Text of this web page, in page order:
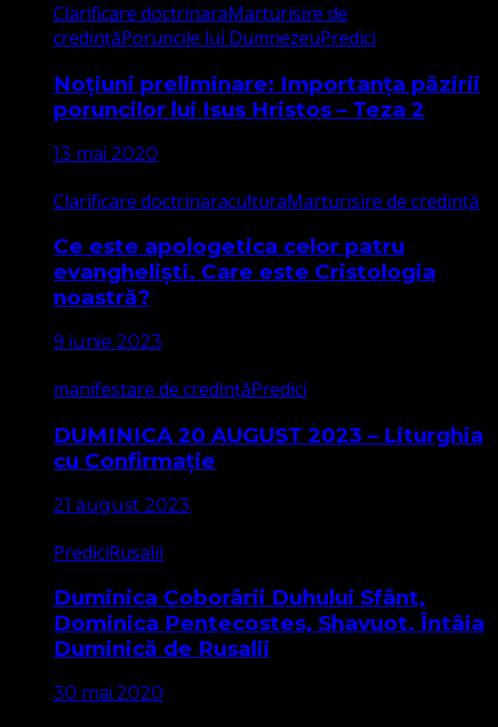
Clarificare doctrinaraMarturisire de
credințăPoruncile lui DumnezeuPredici
Noțiuni preliminare: Importanța păzirii
poruncilor lui Isus Hristos – Teza 2
13 mai 2020
Clarificare doctrinaraculturaMarturisire de credință
Ce este apologetica celor patru
evangheliști. Care este Cristologia
noastră?
9 iunie 2023
manifestare de credințăPredici
DUMINICA 20 AUGUST 2023 – Liturghia
cu Confirmație
21 august 2023
PrediciRusalii
Duminica Coborârii Duhului Sfânt,
Dominica Pentecostes, Shavuot. Întâia
Duminică de Rusalii
30 mai 2020